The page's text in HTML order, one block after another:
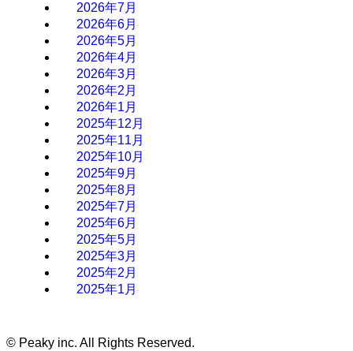
2026年7月
2026年6月
2026年5月
2026年4月
2026年3月
2026年2月
2026年1月
2025年12月
2025年11月
2025年10月
2025年9月
2025年8月
2025年7月
2025年6月
2025年5月
2025年3月
2025年2月
2025年1月
© Peaky inc. All Rights Reserved.